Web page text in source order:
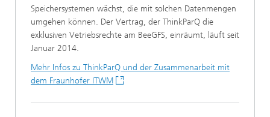
Speichersystemen wächst, die mit solchen Datenmengen
umgehen können. Der Vertrag, der ThinkParQ die
exklusiven Vetriebsrechte am BeeGFS, einräumt, läuft seit
Januar 2014.
Mehr Infos zu ThinkParQ und der Zusammenarbeit mit
dem Fraunhofer ITWM